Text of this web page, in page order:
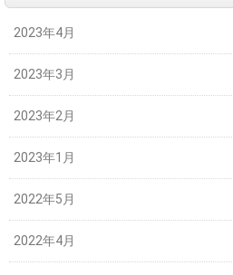
2023年4月
2023年3月
2023年2月
2023年1月
2022年5月
2022年4月